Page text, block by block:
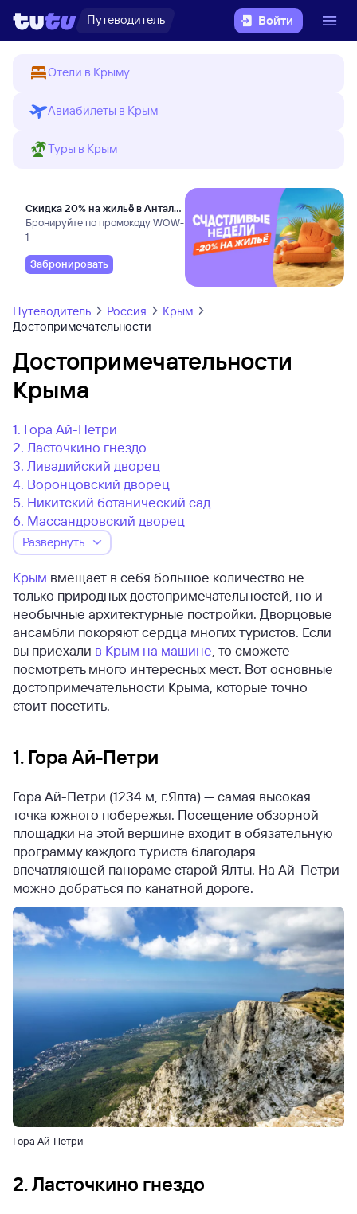
Путеводитель Войти
Отели в Крыму
Авиабилеты в Крым
Туры в Крым
Скидка 20% на жильё в Анталье
и Даламане
Бронируйте по промокоду WOW-
1
Забронировать
Путеводитель Россия
Крым
Достопримечательности
Достопримечательности
Крыма
1. Гора Ай-Петри
2. Ласточкино гнездо
3. Ливадийский дворец
4. Воронцовский дворец
5. Никитский ботанический сад
6. Массандровский дворец
Развернуть
Крым вмещает в себя большое количество не
только природных достопримечательностей, но и
необычные архитектурные постройки. Дворцовые
ансамбли покоряют сердца многих туристов. Если
вы приехали в Крым на машине , то сможете
посмотреть много интересных мест. Вот основные
достопримечательности Крыма, которые точно
стоит посетить.
1. Гора Ай-Петри
Гора Ай-Петри (1234 м, г.Ялта) — самая высокая
точка южного побережья. Посещение обзорной
площадки на этой вершине входит в обязательную
программу каждого туриста благодаря
впечатляющей панораме старой Ялты. На Ай-Петри
можно добраться по канатной дороге.
Гора Ай-Петри
2. Ласточкино гнездо